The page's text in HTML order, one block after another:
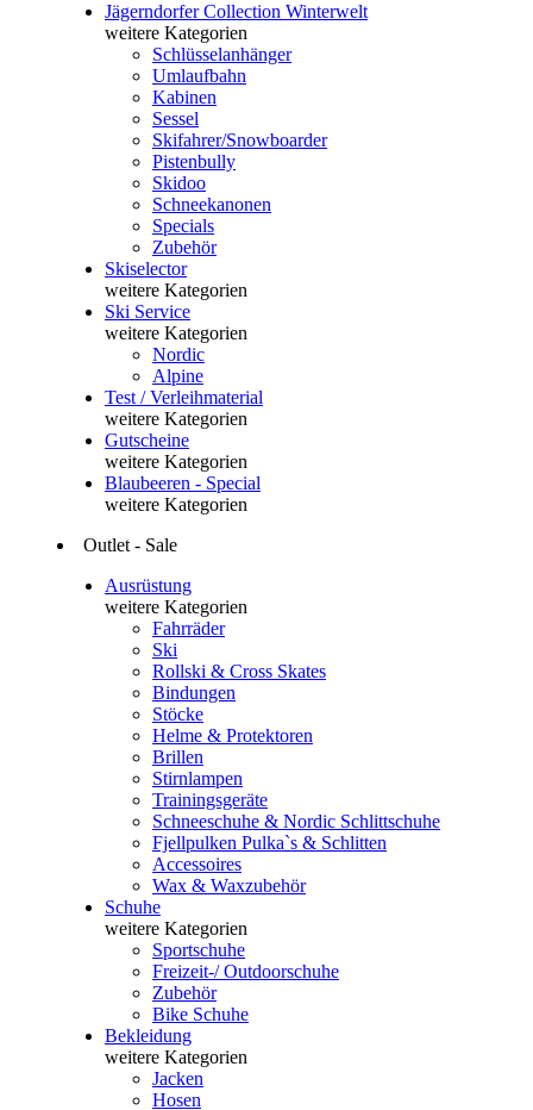
Jägerndorfer Collection Winterwelt
weitere Kategorien
Schlüsselanhänger
Umlaufbahn
Kabinen
Sessel
Skifahrer/Snowboarder
Pistenbully
Skidoo
Schneekanonen
Specials
Zubehör
Skiselector
weitere Kategorien
Ski Service
weitere Kategorien
Nordic
Alpine
Test / Verleihmaterial
weitere Kategorien
Gutscheine
weitere Kategorien
Blaubeeren - Special
weitere Kategorien
Outlet - Sale
Ausrüstung
weitere Kategorien
Fahrräder
Ski
Rollski & Cross Skates
Bindungen
Stöcke
Helme & Protektoren
Brillen
Stirnlampen
Trainingsgeräte
Schneeschuhe & Nordic Schlittschuhe
Fjellpulken Pulka`s & Schlitten
Accessoires
Wax & Waxzubehör
Schuhe
weitere Kategorien
Sportschuhe
Freizeit-/ Outdoorschuhe
Zubehör
Bike Schuhe
Bekleidung
weitere Kategorien
Jacken
Hosen